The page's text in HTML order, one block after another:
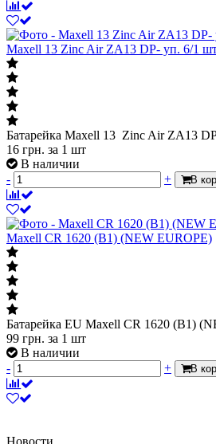
Maxell 13 Zinc Air ZA13 DP- уп. 6/1
Батарейка Maxell 13 Zinc Air ZA13
16 грн. за 1 шт
В наличии
-
+ В
Maxell CR 1620 (B1) (NEW EUROPE)
Батарейка EU Maxell CR 1620 (B1)
99 грн. за 1 шт
В наличии
-
+ В
Новости